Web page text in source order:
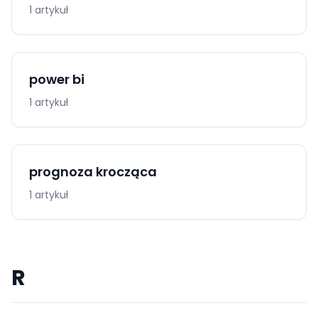
1 artykuł
power bi
1 artykuł
prognoza krocząca
1 artykuł
R